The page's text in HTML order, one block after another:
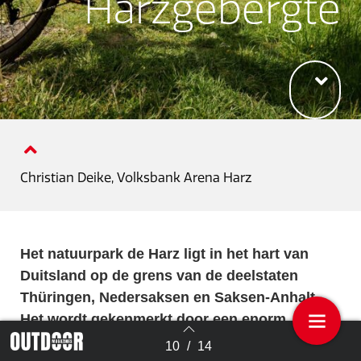
Terug naar overzicht 10 / 14
Harzgebergte
Christian Deike, Volksbank Arena Harz
Het natuurpark de Harz ligt in het hart van
Duitsland op de grens van de deelstaten
Thüringen, Nedersaksen en Saksen-Anhalt.
Het wordt gekenmerkt door een enorm
mysterieus landschap met rotsen, kloven en